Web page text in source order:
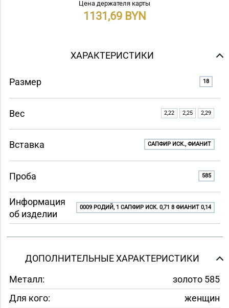
Цена держателя карты
1131,69
ХАРАКТЕРИСТИКИ
Размер 18
Вес 2,22 2,25 2,29
Вставка САПФИР ИСК., ФИАНИТ
Проба 585
Информация
об изделии
0009 РОДИЙ, 1 САПФИР ИСК. 0,71 8 ФИАНИТ 0,14
ДОПОЛНИТЕЛЬНЫЕ ХАРАКТЕРИСТИКИ
Металл:
золото 585
Для кого:
женщин